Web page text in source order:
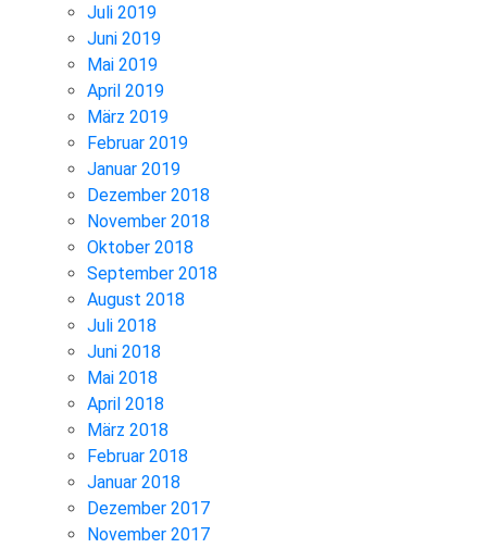
Juli 2019
Juni 2019
Mai 2019
April 2019
März 2019
Februar 2019
Januar 2019
Dezember 2018
November 2018
Oktober 2018
September 2018
August 2018
Juli 2018
Juni 2018
Mai 2018
April 2018
März 2018
Februar 2018
Januar 2018
Dezember 2017
November 2017